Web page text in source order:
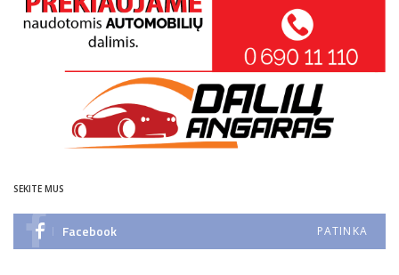
SEKITE MUS
Facebook PATINKA